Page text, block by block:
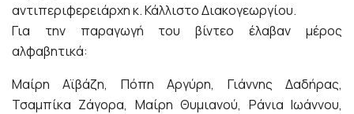
αντιπεριφερειάρχη κ. Κάλλιστο Διακογεωργίου.
Για την παραγωγή του βίντεο έλαβαν μέρος
αλφαβητικά:
Μαίρη Αϊβάζη, Πόπη Αργύρη, Γιάννης Δαδήρας,
Τσαμπίκα Ζάγορα, Μαίρη Θυμιανού, Ράνια Ιωάννου,